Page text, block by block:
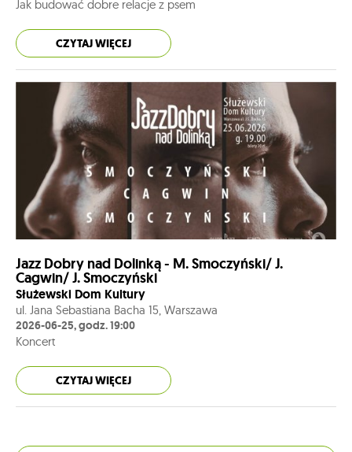
Jak budować dobre relacje z psem
CZYTAJ WIĘCEJ
Jazz Dobry nad Dolinką - M. Smoczyński/ J.
Cagwin/ J. Smoczyński
Służewski Dom Kultury
ul. Jana Sebastiana Bacha 15, Warszawa
2026-06-25, godz. 19:00
Koncert
CZYTAJ WIĘCEJ